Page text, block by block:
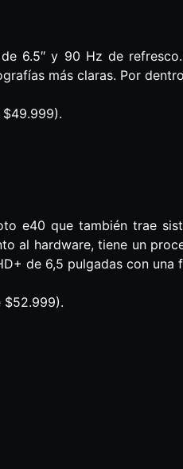
6.5″ y 90 Hz de
más claras. Por
e40 que también trae
al hardware, tiene un
de 6,5 pulgadas con
$52.999).